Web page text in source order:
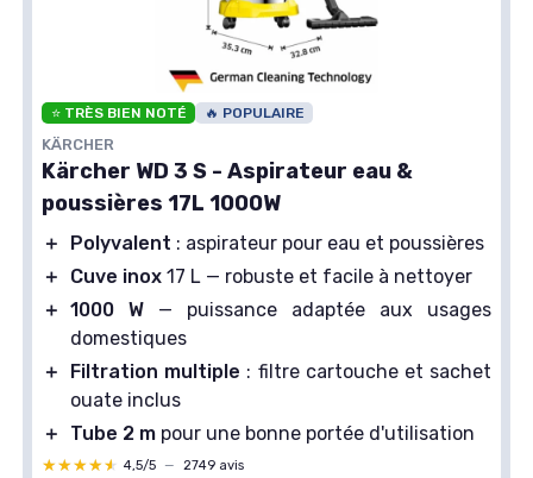
⭐ TRÈS BIEN NOTÉ 🔥 POPULAIRE
KÄRCHER
Kärcher WD 3 S - Aspirateur eau &
poussières 17L 1000W
＋ Polyvalent : aspirateur pour eau et poussières
＋
Cuve inox 17 L — robuste et facile à nettoyer
＋ 1000 W — puissance adaptée aux usages
domestiques
＋
Filtration multiple : filtre cartouche et sachet
ouate inclus
＋
Tube 2 m pour une bonne portée d'utilisation
★★★★★
★★★★★ 4,5/5 — 2749 avis